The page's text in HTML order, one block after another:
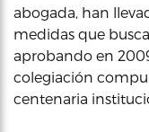
abogada, han
medidas que
aprobando en
colegiación
centenaria